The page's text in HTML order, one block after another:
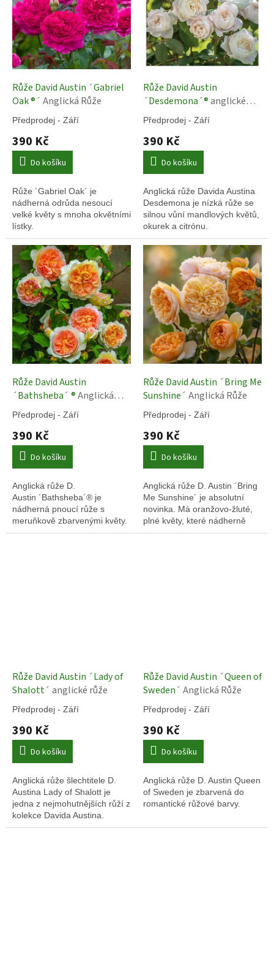
e
m
z
a
h
a
d
n
v
í
A
ó
n
e
Růže David Austin ´Gabriel
Oak ®´ Anglická Růže
Předprodej - Září
390 Kč
Do košíku
Růže ´Gabriel Oak´ je
nádherná odrůda nesoucí
velké květy s mnoha okvětními
lístky.
Růže David Austin
´Desdemona´®anglické
růže
Předprodej - Září
390 Kč
Do košíku
Anglická růže Davida Austina
Desdemona je nízká růže se
silnou vůní mandlových květů,
okurek a citrónu.
Růže David Austin
´Bathsheba´ ®Anglická
Růže
Předprodej - Září
390 Kč
Do košíku
Anglická růže D.
Austin ´Bathsheba´® je
nádherná pnoucí růže s
meruňkově zbarvenými květy.
Je to jedna z nejkrásnějších
Růže David Austin ´Bring Me
Sunshine´ Anglická Růže
Předprodej - Září
390 Kč
Do košíku
Anglická růže D. Austin ´Bring
Me Sunshine´ je absolutní
novinka. Má oranžovo-žluté,
plné květy, které nádherně
voní.
Růže David Austin ´Lady of
Shalott´ anglické růže
Předprodej - Září
390 Kč
Do košíku
Anglická růže šlechtitele D.
Austina Lady of Shalott je
jedna z nejmohutnějších růží z
kolekce Davida Austina.
Růže David Austin ´Queen of
Sweden´ Anglická Růže
Předprodej - Září
390 Kč
Do košíku
Anglická růže D. Austin Queen
of Sweden je zbarvená do
romantické růžové barvy.